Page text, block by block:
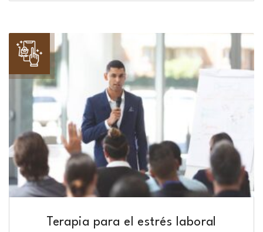
Terapia para el estrés laboral